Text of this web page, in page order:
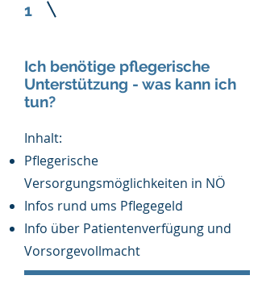
1
Ich benötige pflegerische
Unterstützung - was kann ich
tun?
Inhalt:
Pflegerische
Versorgungsmöglichkeiten in NÖ
Infos rund ums Pflegegeld
Info über Patientenverfügung und
Vorsorgevollmacht